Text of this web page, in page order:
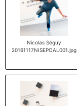
Nicolas Séguy
20161117NISEPOAL001.jpg